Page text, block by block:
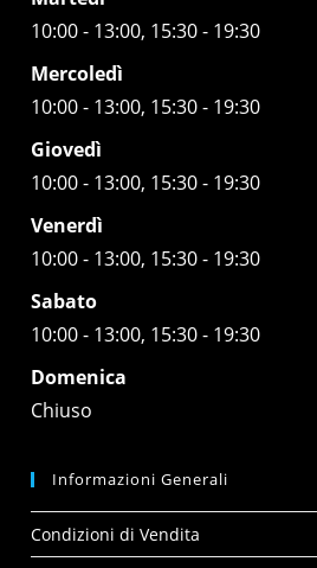
10:00 - 13:00, 15:30 - 19:30
Mercoledì
10:00 - 13:00, 15:30 - 19:30
Giovedì
10:00 - 13:00, 15:30 - 19:30
Venerdì
10:00 - 13:00, 15:30 - 19:30
Sabato
10:00 - 13:00, 15:30 - 19:30
Domenica
Chiuso
Informazioni Generali
Condizioni di Vendita